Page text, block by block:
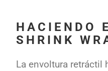
HACIENDO
SHRINK
La envoltura retráctil